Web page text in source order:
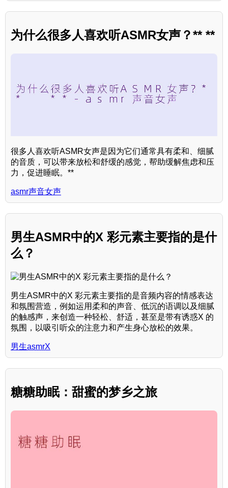
为什么很多人喜欢听ASMR女声？** **
很多人喜欢听ASMR女声是因为它们通常具有柔和、细腻
的音质，可以带来放松和舒缓的感觉，帮助缓解焦虑和压
力，促进睡眠。**
asmr声音女声
男生ASMR中的X 彩元素主要指的是什
么？
男生ASMR中的X 彩元素主要指的是音频内容的情感表达
和氛围营造，例如运用柔和的声音、低沉的语调以及细腻
的触感声，来创造一种轻松、舒适，甚至是带有诱惑X 的
氛围，以吸引听众的注意力和产生身心放松的效果。
男生asmrX
糖糖助眠：甜蜜的梦乡之旅